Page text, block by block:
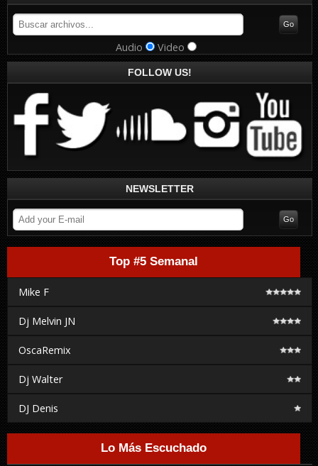
Audio Video
FOLLOW US!
NEWSLETTER
Top #5 Semanal
Mike F
Dj Melvin JN
OscaRemix
Dj Walter
DJ Denis
Lo Más Escuchado